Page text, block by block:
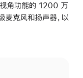
角功能的 1200 万
克风和扬声器，以